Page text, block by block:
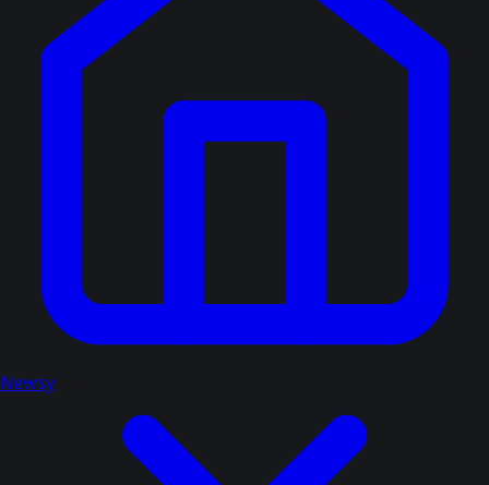
Newsy